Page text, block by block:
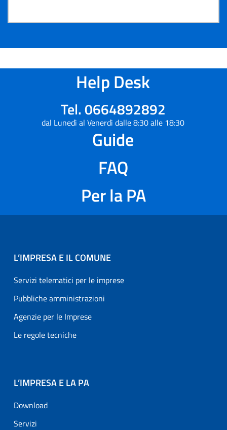
Help Desk
Tel. 0664892892
dal Lunedì al Venerdì dalle 8:30 alle 18:30
Guide
FAQ
Per la PA
L’IMPRESA E IL COMUNE
Servizi telematici per le imprese
Pubbliche amministrazioni
Agenzie per le Imprese
Le regole tecniche
L’IMPRESA E LA PA
Download
Servizi